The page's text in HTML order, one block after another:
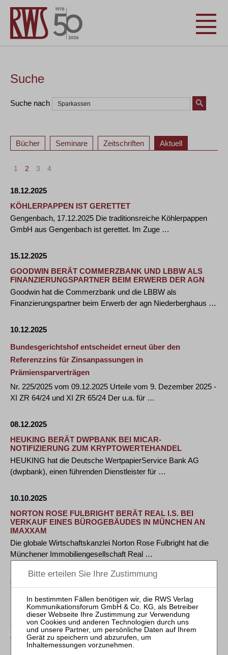
Suche
Suche nach
Bücher Seminare Zeitschriften Aktuell
1 2 3 4
18.12.2025
KÖHLERPAPPEN IST GERETTET
Gengenbach, 17.12.2025 Die traditionsreiche Köhlerpappen
GmbH aus Gengenbach ist gerettet. Im Zuge …
15.12.2025
GOODWIN BERÄT COMMERZBANK UND LBBW ALS
FINANZIERUNGSPARTNER BEIM ERWERB DER AGN
Goodwin hat die Commerzbank und die LBBW als
Finanzierungspartner beim Erwerb der agn Niederberghaus …
10.12.2025
Bundesgerichtshof entscheidet erneut über den
Referenzzins für Zinsanpassungen in
Prämiensparverträgen
Nr. 225/2025 vom 09.12.2025 Urteile vom 9. Dezember 2025 -
XI ZR 64/24 und XI ZR 65/24 Der u.a. für …
08.12.2025
HEUKING BERÄT DWPBANK BEI MICAR-
NOTIFIZIERUNG ZUM KRYPTOWERTEHANDEL
HEUKING hat die Deutsche WertpapierService Bank AG
(dwpbank), einen führenden Dienstleister für …
10.10.2025
NORTON ROSE FULBRIGHT BERÄT REAL I.S. BEI
VERKAUF EINES BÜROGEBÄUDES IN MÜNCHEN AN
IMAXXAM
Die globale Wirtschaftskanzlei Norton Rose Fulbright hat die
Münchener Immobiliengesellschaft Real …
23.09.2025
Bundesgerichtshof entscheidet über
Musterfeststellungsklage zu den Voraussetzungen und
zur Verjährung von Ansprüchen auf weitere Zinsbeträge
aus Prämiensparverträgen
Nr. 174/2025 vom 23.09.2025 Urteil vom 23. September 2025 -